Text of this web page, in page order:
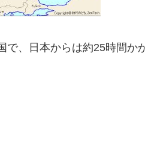
で、日本からは約25時間か